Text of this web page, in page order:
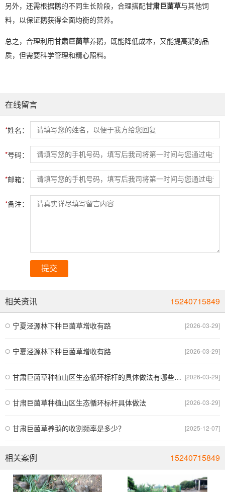
另外，还需根据鹅的不同生长阶段，合理搭配甘肃巨菌草与其他饲
料，以保证鹅获得全面均衡的营养。
总之，合理利用甘肃巨菌草养鹅，既能降低成本，又能提高鹅的品
质，但需要科学管理和精心照料。
在线留言
*姓名：
*号码：
*邮箱：
*备注：
提交
15240715849
相关资讯
[2026-03-29]
宁夏泾源林下种巨菌草增收有路
[2026-03-29]
宁夏泾源林下种巨菌草增收有路
[2026-03-29]
甘肃巨菌草种植山区生态循环标杆的具体做法有哪些优势？
[2026-03-29]
甘肃巨菌草种植山区生态循环标杆具体做法
[2025-12-07]
甘肃巨菌草养鹅的收割频率是多少？
15240715849
相关案例